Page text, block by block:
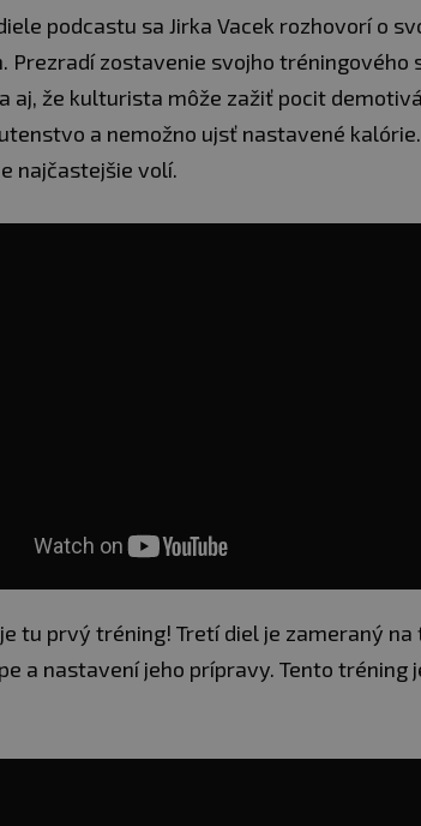
podcastu sa Jirka Vacek rozhovorí o
Prezradí zostavenie svojho tréningového
aj, že kulturista môže zažiť pocit
a nemožno ujsť nastavené
najčastejšie volí.
tu prvý tréning! Tretí diel je zameraný
a nastavení jeho prípravy. Tento